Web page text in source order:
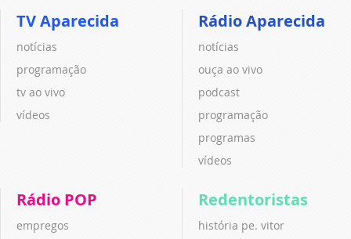
TV Aparecida
notícias
programação
tv ao vivo
vídeos
Rádio Aparecida
notícias
ouça ao vivo
podcast
programação
programas
vídeos
Rádio POP
empregos
Redentoristas
história pe. vitor